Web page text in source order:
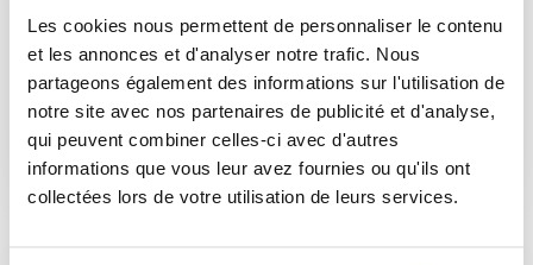
Les cookies nous permettent de personnaliser le contenu
et les annonces et d'analyser notre trafic. Nous
partageons également des informations sur l'utilisation de
notre site avec nos partenaires de publicité et d'analyse,
qui peuvent combiner celles-ci avec d'autres
informations que vous leur avez fournies ou qu'ils ont
collectées lors de votre utilisation de leurs services.
Cette patiente de 30 ans vivait un vrai complexe à
cause de sonnez légèrement bossu. Elle
souhaitaitcorriger son nezmais avoir un résultat
très naturel. Pour sa rhinoplastie elle a choisi le
Dr. Hassen Ben Jemaaen Tunisie.